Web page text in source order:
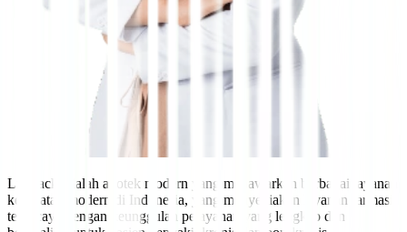
Lifepack adalah apotek modern yang menawarkan berbagai layanan
kesehatan modern di Indonesia, yang menyediakan layanan farmasi
tepercaya dengan keunggulan pelayanan yang lengkap dan